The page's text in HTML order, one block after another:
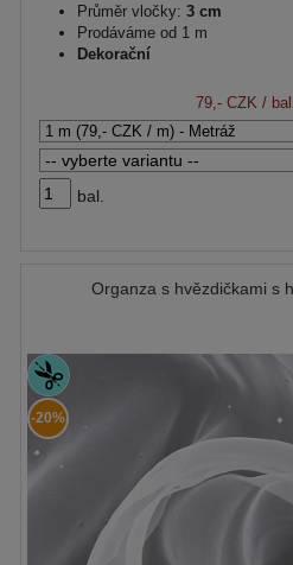
Průměr vločky: 3 cm
Prodáváme od 1 m
Dekorační
79,- CZK /
bal.
Organza s hvězdičkami s
-20%